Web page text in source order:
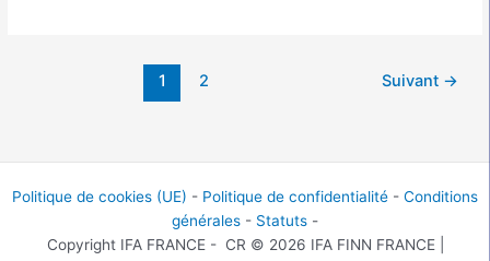
1 2 Suivant →
Politique de cookies (UE) - Politique de confidentialité - Conditions
générales - Statuts -
Copyright IFA FRANCE - CR © 2026 IFA FINN FRANCE |